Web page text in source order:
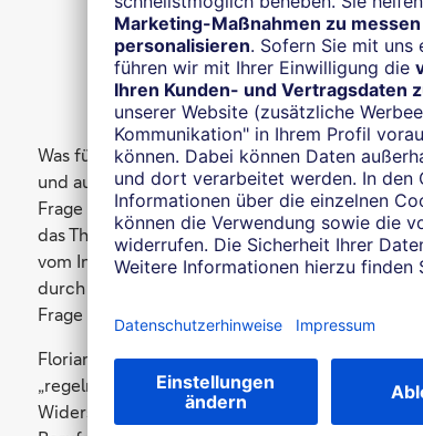
Florian Roth,
Was für Menschen gilt, gilt auch für die
und auch sie können nach schockartigen
Frage nach der „organisationalen Resilienz“
das Thema obenauf. „Wir sind plötzlich in einer
vom Institut der deutschen Wirtschaft (IW).
durch die Decke“. Und weiter: „Spätestens
Frage nach dem Weg zu einer resilienten
Florian Roth vom Fraunhofer-Institut für
„regelrechten Hype“ um Resilienz in der
Widerstandsfähigkeit von Systemen begleitet